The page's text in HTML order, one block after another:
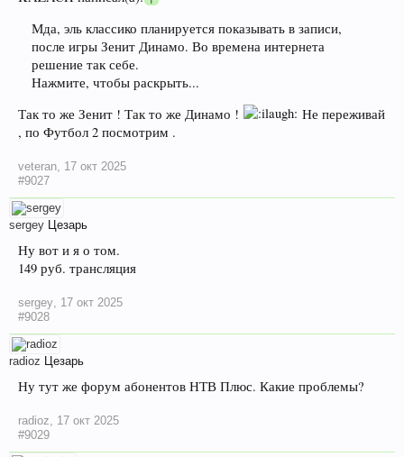
Мда, эль классико планируется показывать в записи,
после игры Зенит Динамо. Во времена интернета
решение так себе.
Нажмите, чтобы раскрыть...
Так то же Зенит ! Так то же Динамо !
Не переживай
, по Футбол 2 посмотрим .
veteran, 17 окт 2025
#9027
sergey Цезарь
Ну вот и я о том.
149 руб. трансляция
sergey, 17 окт 2025
#9028
radioz Цезарь
Ну тут же форум абонентов НТВ Плюс. Какие проблемы?
radioz, 17 окт 2025
#9029